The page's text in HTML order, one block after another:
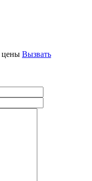
цены Вызвать